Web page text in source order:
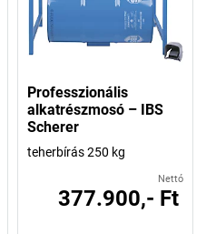
Professzionális
alkatrészmosó – IBS
Scherer
teherbírás 250 kg
Nettó
377.900,- Ft